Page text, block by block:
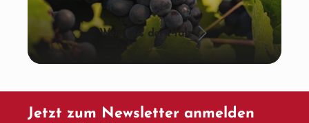
Wein aus der Pfalz
Jetzt zum Newsletter anmelden